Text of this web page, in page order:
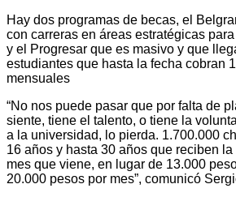
Hay dos programas de becas, el
con carreras en áreas estratégicas
y el Progresar que es masivo y que
estudiantes que hasta la fecha cobran
mensuales
“No nos puede pasar que por falta de
siente, tiene el talento, o tiene la
a la universidad, lo pierda. 1.700.000
16 años y hasta 30 años que reciben la
mes que viene, en lugar de 13.000
20.000 pesos por mes”, comunicó